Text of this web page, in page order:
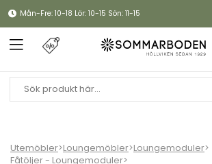
Mån-Fre: 10-18 Lör: 10-15 Sön: 11-15
Utemöbler>Loungemöbler>Loungemoduler>
Fåtöljer - Loungemoduler>